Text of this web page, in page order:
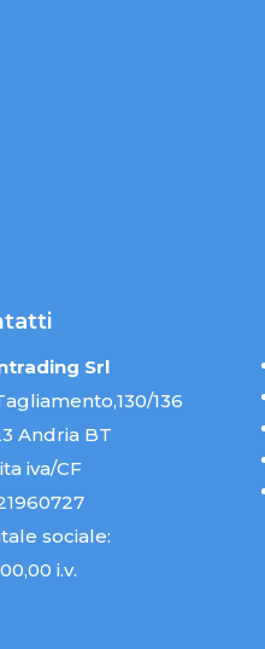
Srl
136
Andria BT
iva/CF
sociale:
i.v.